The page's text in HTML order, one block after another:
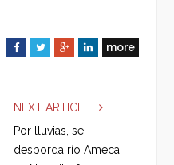
F
e
o
T
r
G
g
+
L
I
more
NEXT ARTICLE
Por lluvias, se
desborda río Ameca